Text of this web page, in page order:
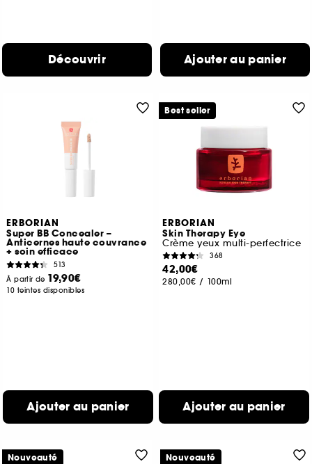
Découvrir Ajouter au panier
ERBORIAN
Super BB Concealer –
Anticernes haute couvrance
+ soin efficace
513
À partir de 19,90€
10 teintes disponibles
Ajouter au panier
ERBORIAN
Skin Therapy Eye
Crème yeux multi-perfectrice
368
42,00€
280,00€ / 100ml
Ajouter au panier
Best seller
Nouveauté Nouveauté